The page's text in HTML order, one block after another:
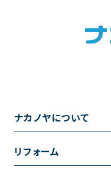
ナカノヤについて
事業内容
リフォーム